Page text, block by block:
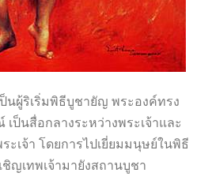
นผู้ริเริ่มพิธีบูชายัญ พระองค์ทรง
ป็นสื่อกลางระหว่างพระเจ้าและ
ะเจ้า โดยการไปเยี่ยมมนุษย์ในพิธี
ญเทพเจ้ามายังสถานบูชา